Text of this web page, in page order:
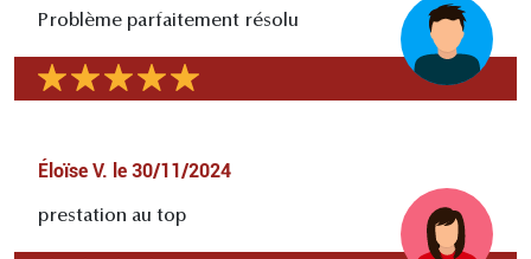
Problème parfaitement résolu
Éloïse V. le 30/11/2024
prestation au top